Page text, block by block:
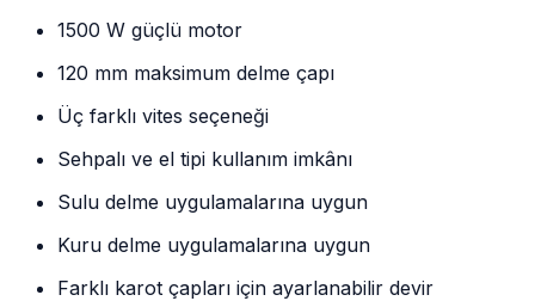
1500 W güçlü motor
120 mm maksimum delme çapı
Üç farklı vites seçeneği
Sehpalı ve el tipi kullanım imkânı
Sulu delme uygulamalarına uygun
Kuru delme uygulamalarına uygun
Farklı karot çapları için ayarlanabilir devir